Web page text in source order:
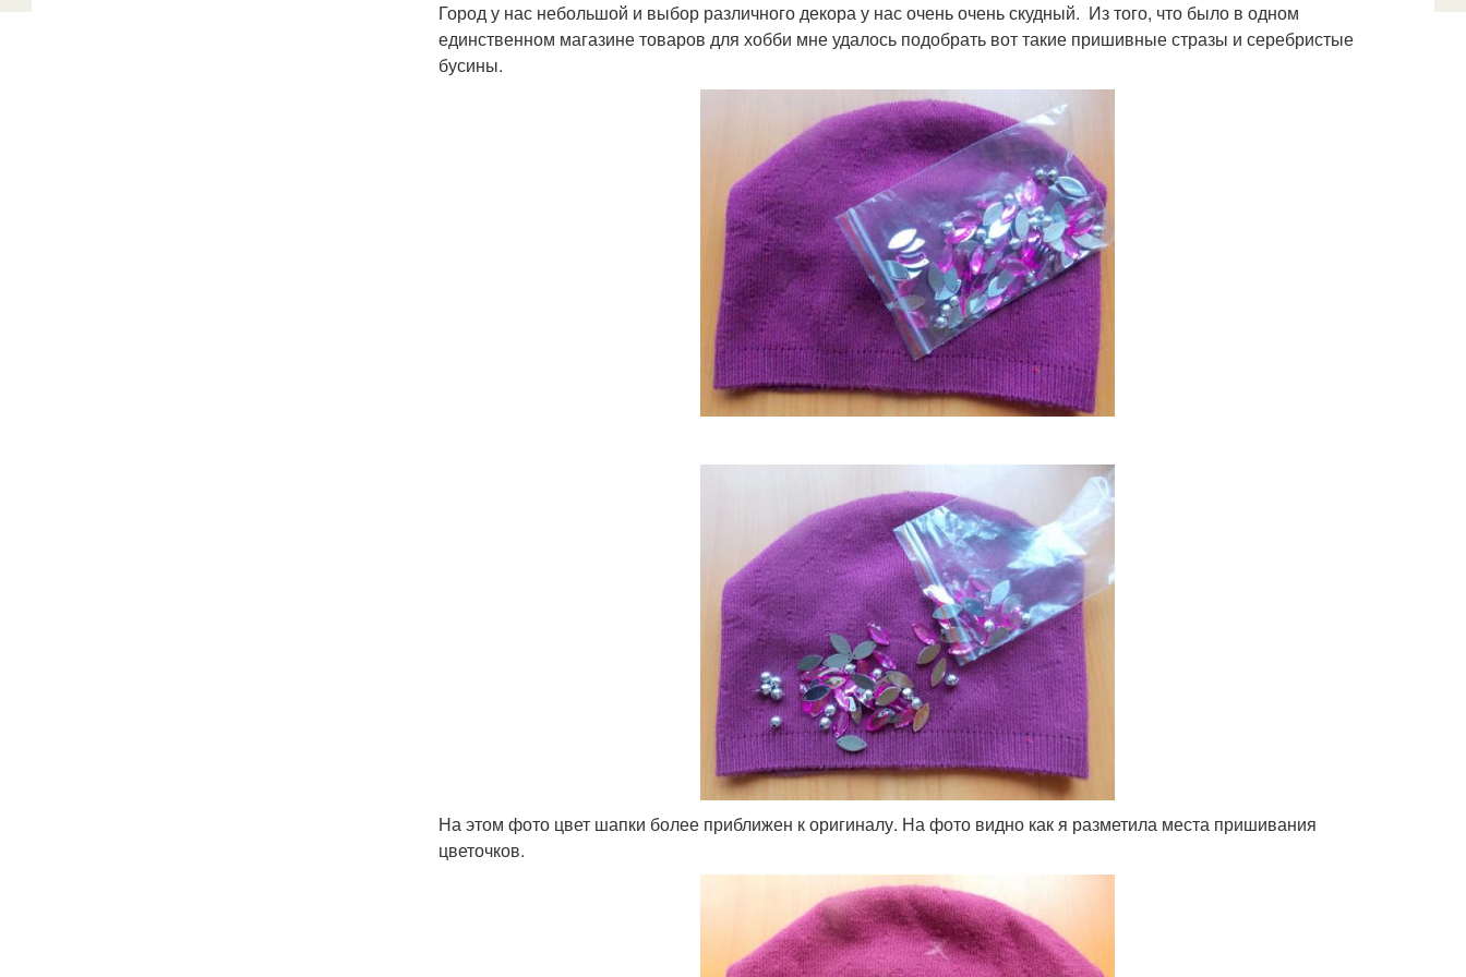
Город у нас небольшой и выбор различного декора у нас очень очень скудный. Из того, что было в одном
единственном магазине товаров для хобби мне удалось подобрать вот такие пришивные стразы и серебристые
бусины.
На этом фото цвет шапки более приближен к оригиналу. На фото видно как я разметила места пришивания
цветочков.